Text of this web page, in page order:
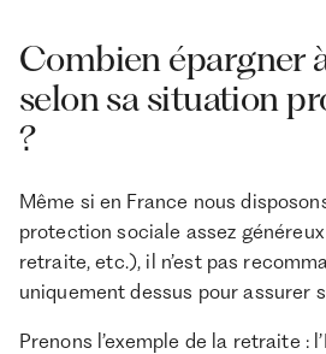
Combien épargner
selon sa situation
?
Même si en France nous
protection sociale assez
retraite, etc.), il n’est pas
uniquement dessus pour assurer
Prenons l’exemple de la retraite :